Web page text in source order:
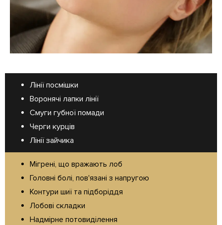
Лінії посмішки
Воронячі лапки лінії
Смуги губної помади
Черги курців
Лінії зайчика
Мігрені, що вражають лоб
Головні болі, пов'язані з напругою
Контури шиї та підборіддя
Лобові складки
Надмірне потовиділення